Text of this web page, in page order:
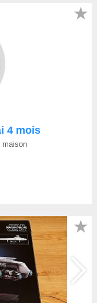
4 mois
maison
★
★